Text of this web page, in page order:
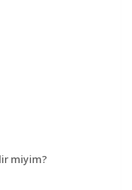
miyim?